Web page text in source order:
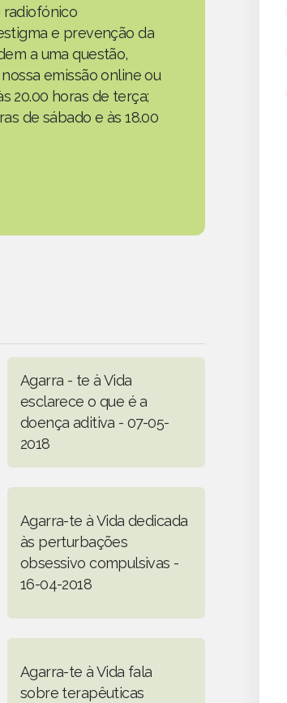
radiofónico
e prevenção da
a uma questão,
emissão online ou
20.00 horas de terça;
de sábado e às 18.00
Agarra - te à Vida
esclarece o que é a
doença aditiva - 07-05-
2018
Agarra-te à Vida dedicada
às perturbações
obsessivo compulsivas -
16-04-2018
Agarra-te à Vida fala
sobre terapêuticas